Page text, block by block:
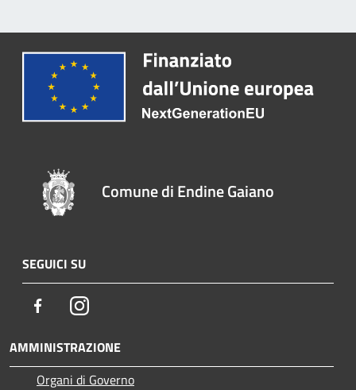
Comune di Endine Gaiano
SEGUICI SU
FacebookInstagram
AMMINISTRAZIONE
Organi di Governo